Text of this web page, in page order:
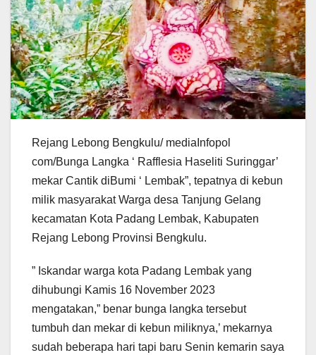
Rejang Lebong Bengkulu/ mediaInfopol
com/Bunga Langka ‘ Rafflesia Haseliti Suringgar’
mekar Cantik diBumi ‘ Lembak”, tepatnya di kebun
milik masyarakat Warga desa Tanjung Gelang
kecamatan Kota Padang Lembak, Kabupaten
Rejang Lebong Provinsi Bengkulu.
” Iskandar warga kota Padang Lembak yang
dihubungi Kamis 16 November 2023
mengatakan,” benar bunga langka tersebut
tumbuh dan mekar di kebun miliknya,’ mekarnya
sudah beberapa hari tapi baru Senin kemarin saya